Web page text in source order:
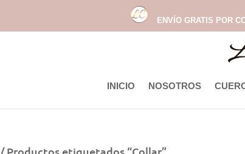
ENVÍO GRATIS POR
INICIO NOSOTROS